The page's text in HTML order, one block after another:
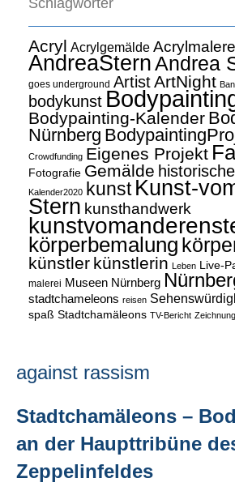
Schlagwörter
Acryl Acrylgemälde
AndreaSternAndrea
goes underground ArtistArtNight
bodykunst
Bodypainting-Kalender
Nürnberg
Crowdfunding Eigenes Projekt
Fotografie Gemälde
Kalender2020 kunst Kunst-
Stern kunsthandwerk
körperbemalung
künstler künstlerin Leben Live-
malerei Museen Nürnberg
stadtchameleons reisen
spaß Stadtchamäleons TV-Bericht Zeichnung
against rassism
Stadtchamäleons –
an der Haupttribüne
Zeppelinfeldes